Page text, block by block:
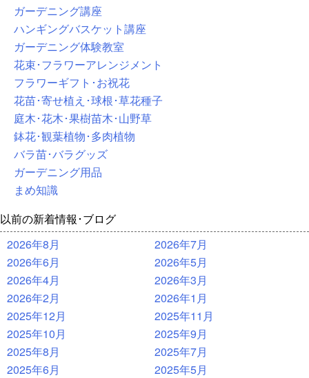
ガーデニング講座
ハンギングバスケット講座
ガーデニング体験教室
花束･フラワーアレンジメント
フラワーギフト･お祝花
花苗･寄せ植え･球根･草花種子
庭木･花木･果樹苗木･山野草
鉢花･観葉植物･多肉植物
バラ苗･バラグッズ
ガーデニング用品
まめ知識
以前の新着情報･ブログ
2026年8月
2026年7月
2026年6月
2026年5月
2026年4月
2026年3月
2026年2月
2026年1月
2025年12月
2025年11月
2025年10月
2025年9月
2025年8月
2025年7月
2025年6月
2025年5月